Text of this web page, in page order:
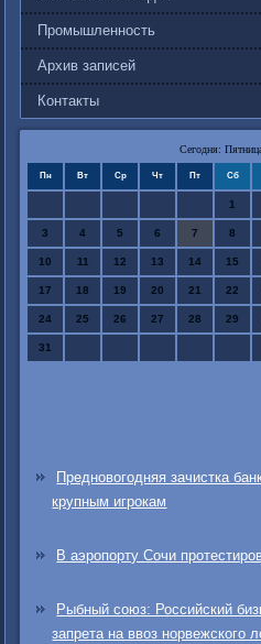
Промышленность
Архив записей
Контакты
Сегодня:
Пн Вт Ср Чт Пт Сб
1
3 4 5 6 7 8
10 11 12 13 14 15
17 18 19 20 21 22
24 25 26 27 28 29
31
Предновогодняя зачистка
крупным игрокам
В аэропорту Сочи
Рыбный союз: Российский
запрета на ввоз норвежского